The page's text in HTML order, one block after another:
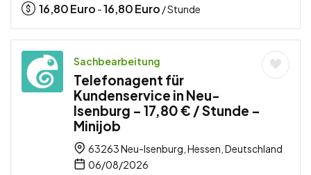
16,80Euro -16,80Euro / Stunde
Sachbearbeitung
Telefonagent für
Kundenservice in Neu-
Isenburg – 17,80 € / Stunde –
Minijob
63263 Neu-Isenburg, Hessen, Deutschland
06/08/2026